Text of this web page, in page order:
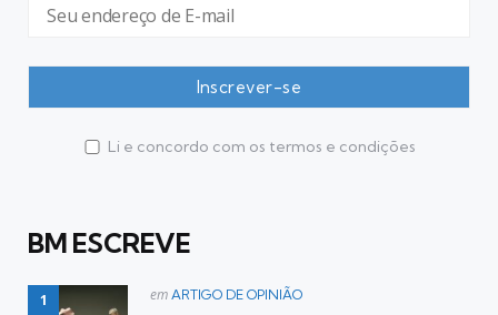
Li e concordo com os termos e condições
BM ESCREVE
Postado
em ARTIGO DE OPINIÃO